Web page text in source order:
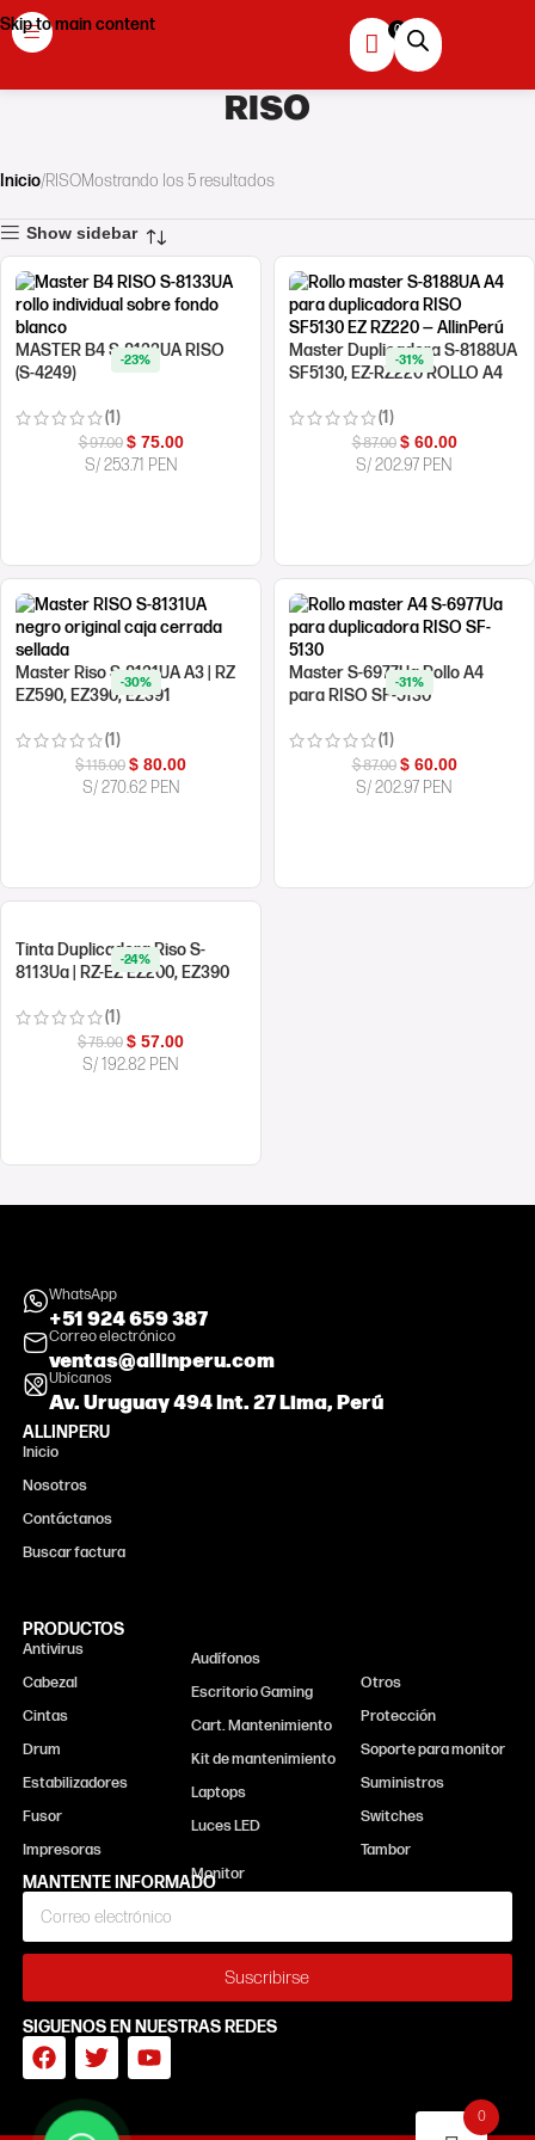
Skip to main content
RISO
Inicio RISOMostrando los 5 resultados
Show sidebar
MASTER B4 S-8133UA RISO
(S-4249)
(1)
$97.00 $75.00
-23%
S/ 253.71 PEN
Master Duplicadora S-8188UA
SF5130, EZ-RZ220 ROLLO A4
(1)
$87.00 $60.00
-31%
S/ 202.97 PEN
Master Riso S-8131UA A3 | RZ
EZ590, EZ390, EZ391
(1)
$115.00 $ 80.00
-30%
S/ 270.62 PEN
Master S-6977Ua Rollo A4
para RISO SF-5130
(1)
$87.00 $60.00
-31%
S/ 202.97 PEN
Tinta Duplicadora Riso S-
8113Ua | RZ-EZ EZ200, EZ390
(1)
$75.00 $ 57.00
-24%
S/ 192.82 PEN
WhatsApp
+51 924 659 387
Correo electrónico
ventas@allinperu.com
Ubícanos
Av. Uruguay 494 Int. 27 Lima, Perú
ALLINPERU
Inicio
Nosotros
Contáctanos
Buscar factura
PRODUCTOS
Antivirus
Cabezal
Cintas
Drum
Estabilizadores
Fusor
Impresoras
Audífonos
Escritorio Gaming
Cart. Mantenimiento
Kit de mantenimiento
Laptops
Luces LED
Otros
Protección
Soporte para monitor
Suministros
Switches
Tambor
MANTENTE INFORMADO
Suscribirse
SIGUENOS EN NUESTRAS REDES
0